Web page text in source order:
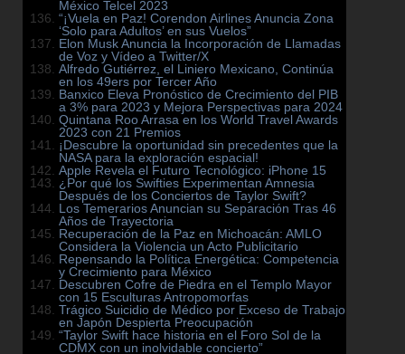
México Telcel 2023
“¡Vuela en Paz! Corendon Airlines Anuncia Zona
‘Solo para Adultos’ en sus Vuelos”
Elon Musk Anuncia la Incorporación de Llamadas
de Voz y Vídeo a Twitter/X
Alfredo Gutiérrez, el Liniero Mexicano, Continúa
en los 49ers por Tercer Año
Banxico Eleva Pronóstico de Crecimiento del PIB
a 3% para 2023 y Mejora Perspectivas para 2024
Quintana Roo Arrasa en los World Travel Awards
2023 con 21 Premios
¡Descubre la oportunidad sin precedentes que la
NASA para la exploración espacial!
Apple Revela el Futuro Tecnológico: iPhone 15
¿Por qué los Swifties Experimentan Amnesia
Después de los Conciertos de Taylor Swift?
Los Temerarios Anuncian su Separación Tras 46
Años de Trayectoria
Recuperación de la Paz en Michoacán: AMLO
Considera la Violencia un Acto Publicitario
Repensando la Política Energética: Competencia
y Crecimiento para México
Descubren Cofre de Piedra en el Templo Mayor
con 15 Esculturas Antropomorfas
Trágico Suicidio de Médico por Exceso de Trabajo
en Japón Despierta Preocupación
“Taylor Swift hace historia en el Foro Sol de la
CDMX con un inolvidable concierto”